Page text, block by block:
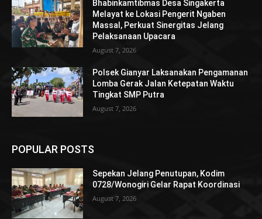
Bhabinkamtibmas Desa Singakerta
Melayat ke Lokasi Pengerit Ngaben
Massal, Perkuat Sinergitas Jelang
Pelaksanaan Upacara
August 7, 2026
Polsek Gianyar Laksanakan Pengamanan
Lomba Gerak Jalan Ketepatan Waktu
Tingkat SMP Putra
August 7, 2026
POPULAR POSTS
Sepekan Jelang Penutupan, Kodim
0728/Wonogiri Gelar Rapat Koordinasi
August 7, 2026